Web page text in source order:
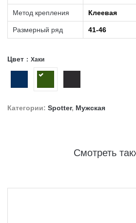
Метод крепления Клеевая
Размерный ряд 41-46
Цвет Хаки
Категории: Spotter, Мужская
Смотреть